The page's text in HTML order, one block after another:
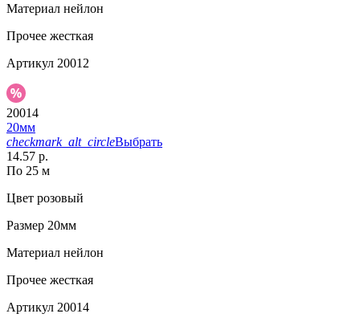
Материал нейлон
Прочее жесткая
Артикул 20012
20014
20мм
checkmark_alt_circleВыбрать
14.57 р.
По 25 м
Цвет розовый
Размер 20мм
Материал нейлон
Прочее жесткая
Артикул 20014